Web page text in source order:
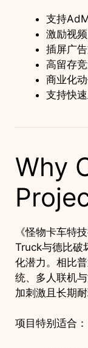
支持
激励视
插屏广
高留存
商业化
支持快
Why
《怪物卡车特
Truck与德比破
化潜力。相比
统、多人联机
加刺激且长期
项目特别适合：